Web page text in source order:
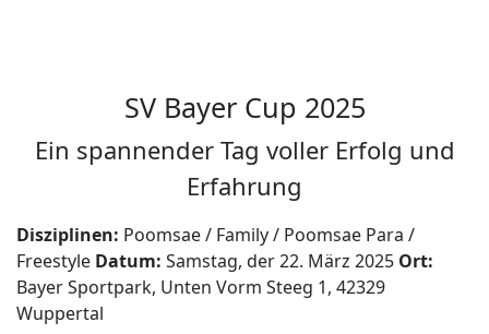
SV Bayer Cup 2025
Ein spannender Tag voller Erfolg und
Erfahrung
Disziplinen: Poomsae / Family / Poomsae Para /
Freestyle Datum: Samstag, der 22. März 2025 Ort:
Bayer Sportpark, Unten Vorm Steeg 1, 42329
Wuppertal